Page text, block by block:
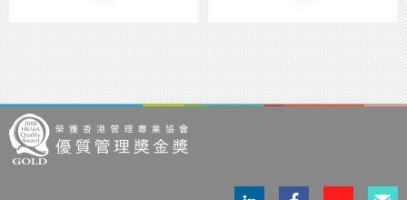
LinkedIn FacebookInstagram
電